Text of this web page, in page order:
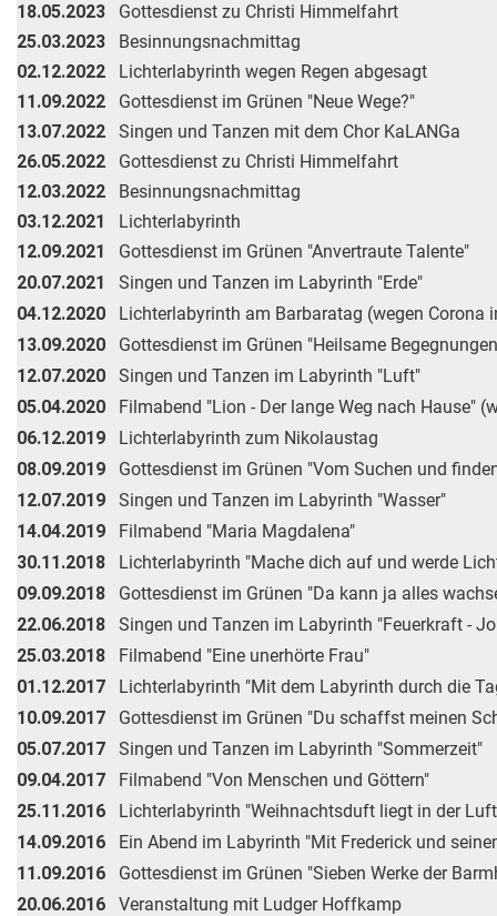
18.05.2023
Gottesdienst zu Christi Himmelfahrt
25.03.2023
Besinnungsnachmittag
02.12.2022
Lichterlabyrinth wegen Regen abgesagt
11.09.2022
Gottesdienst im Grünen "Neue Wege?"
13.07.2022
Singen und Tanzen mit dem Chor KaLANGa
26.05.2022
Gottesdienst zu Christi Himmelfahrt
12.03.2022
Besinnungsnachmittag
03.12.2021
Lichterlabyrinth
12.09.2021
Gottesdienst im Grünen "Anvertraute Talente"
20.07.2021
Singen und Tanzen im Labyrinth "Erde"
04.12.2020
Lichterlabyrinth am Barbaratag (wegen Corona
13.09.2020
Gottesdienst im Grünen "Heilsame
12.07.2020
Singen und Tanzen im Labyrinth "Luft"
05.04.2020
Filmabend "Lion - Der lange Weg nach Hause"
06.12.2019
Lichterlabyrinth zum Nikolaustag
08.09.2019
Gottesdienst im Grünen "Vom Suchen und
12.07.2019
Singen und Tanzen im Labyrinth "Wasser"
14.04.2019
Filmabend "Maria Magdalena"
30.11.2018
Lichterlabyrinth "Mache dich auf und werde
09.09.2018
Gottesdienst im Grünen "Da kann ja alles
22.06.2018
Singen und Tanzen im Labyrinth "Feuerkraft -
25.03.2018
Filmabend "Eine unerhörte Frau"
01.12.2017
Lichterlabyrinth "Mit dem Labyrinth durch die
10.09.2017
Gottesdienst im Grünen "Du schaffst meinen
05.07.2017
Singen und Tanzen im Labyrinth "Sommerzeit"
09.04.2017
Filmabend "Von Menschen und Göttern"
25.11.2016
Lichterlabyrinth "Weihnachtsduft liegt in der
14.09.2016
Ein Abend im Labyrinth "Mit Frederick und
11.09.2016
Gottesdienst im Grünen "Sieben Werke der
20.06.2016
Veranstaltung mit Ludger Hoffkamp